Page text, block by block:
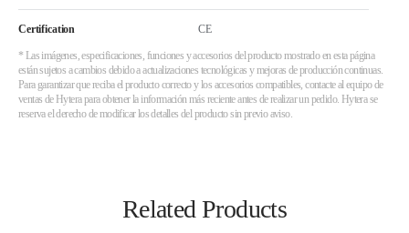
Certification CE
* Las imágenes, especificaciones, funciones y accesorios del producto mostrado en esta página
están sujetos a cambios debido a actualizaciones tecnológicas y mejoras de producción continuas.
Para garantizar que reciba el producto correcto y los accesorios compatibles, contacte al equipo de
ventas de Hytera para obtener la información más reciente antes de realizar un pedido. Hytera se
reserva el derecho de modificar los detalles del producto sin previo aviso.
Related Products